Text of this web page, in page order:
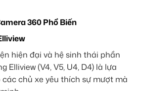
360 Phổ Biến
hiện đại và hệ sinh thái phần
Elliview (V4, V5, U4, D4) là lựa
chủ xe yêu thích sự mượt mà